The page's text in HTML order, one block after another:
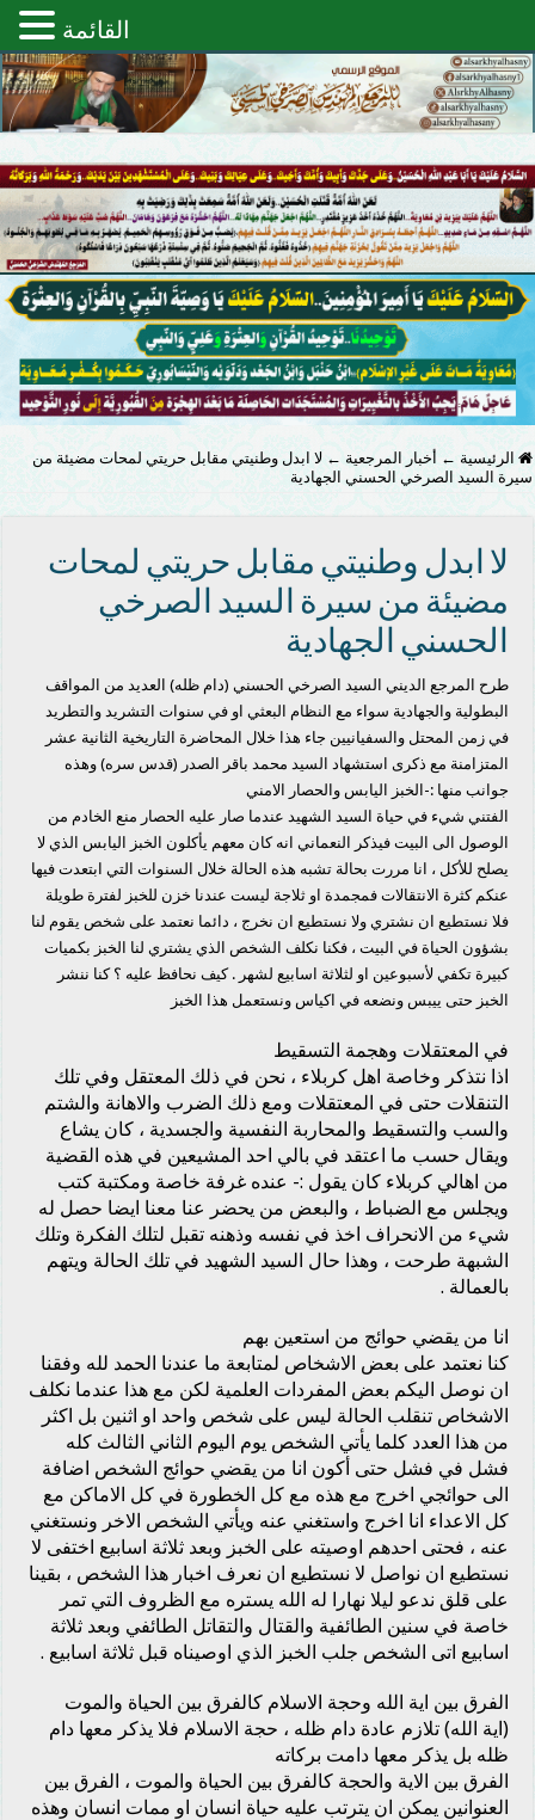
الرئيسية ← أخبار المرجعية ← لا ابدل وطنيتي مقابل حريتي لمحات مضيئة من
سيرة السيد الصرخي الحسني الجهادية
لا ابدل وطنيتي مقابل حريتي لمحات
مضيئة من سيرة السيد الصرخي
الحسني الجهادية
طرح المرجع الديني السيد الصرخي الحسني (دام ظله) العديد من المواقف
البطولية والجهادية سواء مع النظام البعثي او في سنوات التشريد والتطريد
في زمن المحتل والسفيانيين جاء هذا خلال المحاضرة التاريخية الثانية عشر
المتزامنة مع ذكرى استشهاد السيد محمد باقر الصدر (قدس سره) وهذه
جوانب منها :-الخبز اليابس والحصار الامني
الفتني شيء في حياة السيد الشهيد عندما صار عليه الحصار منع الخادم من
الوصول الى البيت فيذكر النعماني انه كان معهم يأكلون الخبز اليابس الذي لا
يصلح للأكل ، انا مررت بحالة تشبه هذه الحالة خلال السنوات التي ابتعدت فيها
عنكم كثرة الانتقالات فمجمدة او ثلاجة ليست عندنا خزن للخبز لفترة طويلة
فلا نستطيع ان نشتري ولا نستطيع ان نخرج ، دائما نعتمد على شخص يقوم لنا
بشؤون الحياة في البيت ، فكنا نكلف الشخص الذي يشتري لنا الخبز بكميات
كبيرة تكفي لأسبوعين او لثلاثة اسابيع لشهر . كيف نحافظ عليه ؟ كنا ننشر
الخبز حتى ييبس ونضعه في اكياس ونستعمل هذا الخبز
في المعتقلات وهجمة التسقيط
اذا نتذكر وخاصة اهل كربلاء ، نحن في ذلك المعتقل وفي تلك
التنقلات حتى في المعتقلات ومع ذلك الضرب والاهانة والشتم
والسب والتسقيط والمحاربة النفسية والجسدية ، كان يشاع
ويقال حسب ما اعتقد في بالي احد المشيعين في هذه القضية
من اهالي كربلاء كان يقول :- عنده غرفة خاصة ومكتبة كتب
ويجلس مع الضباط ، والبعض من يحضر عنا معنا ايضا حصل له
شيء من الانحراف اخذ في نفسه وذهنه تقبل لتلك الفكرة وتلك
الشبهة طرحت ، وهذا حال السيد الشهيد في تلك الحالة ويتهم
بالعمالة .
انا من يقضي حوائج من استعين بهم
كنا نعتمد على بعض الاشخاص لمتابعة ما عندنا الحمد لله وفقنا
ان نوصل اليكم بعض المفردات العلمية لكن مع هذا عندما نكلف
الاشخاص تنقلب الحالة ليس على شخص واحد او اثنين بل اكثر
من هذا العدد كلما يأتي الشخص يوم اليوم الثاني الثالث كله
فشل في فشل حتى أكون انا من يقضي حوائج الشخص اضافة
الى حوائجي اخرج مع هذه مع كل الخطورة في كل الاماكن مع
كل الاعداء انا اخرج واستغني عنه ويأتي الشخص الاخر ونستغني
عنه ، فحتى احدهم اوصيته على الخبز وبعد ثلاثة اسابيع اختفى لا
نستطيع ان نواصل لا نستطيع ان نعرف اخبار هذا الشخص ، بقينا
على قلق ندعو ليلا نهارا له الله يستره مع الظروف التي تمر
خاصة في سنين الطائفية والقتال والتقاتل الطائفي وبعد ثلاثة
اسابيع اتى الشخص جلب الخبز الذي اوصيناه قبل ثلاثة اسابيع .
الفرق بين اية الله وحجة الاسلام كالفرق بين الحياة والموت
(اية الله) تلازم عادة دام ظله ، حجة الاسلام فلا يذكر معها دام
ظله بل يذكر معها دامت بركاته
الفرق بين الاية والحجة كالفرق بين الحياة والموت ، الفرق بين
العنوانين يمكن ان يترتب عليه حياة انسان او ممات انسان وهذه
القائمة